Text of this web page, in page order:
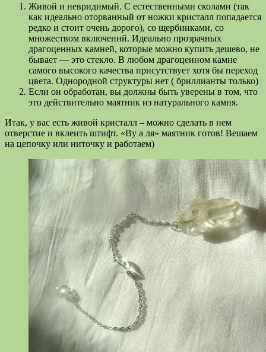
Живой и невридимый. С естественными сколами (так
как идеально оторванный от ножки кристалл попадается
редко и стоит очень дорого), со щербинками, со
множеством включений. Идеально прозрачных
драгоценных камней, которые можно купить дешево, не
бывает — это стекло. В любом драгоценном камне
самого высокого качества присутствует хотя бы переход
цвета. Однородной структуры нет ( бриллианты только)
Если он обработан, вы должны быть уверены в том, что
это действительно маятник из натурального камня.
Итак, у вас есть живой кристалл – можно сделать в нем
отверстие и вклеить штифт. «Ву а ля» маятник готов! Вешаем
на цепочку или ниточку и работаем)